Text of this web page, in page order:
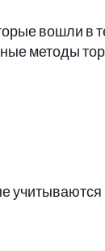
вошли в
методы
учитываются